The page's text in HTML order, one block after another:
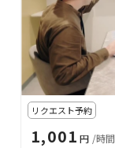
リクエスト予約
1,001 円 /時間